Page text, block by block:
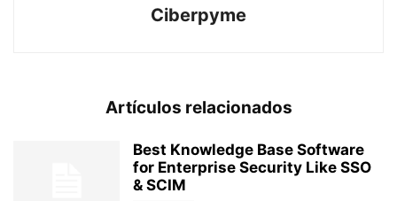
Ciberpyme
Artículos relacionados
Best Knowledge Base Software
for Enterprise Security Like SSO
& SCIM